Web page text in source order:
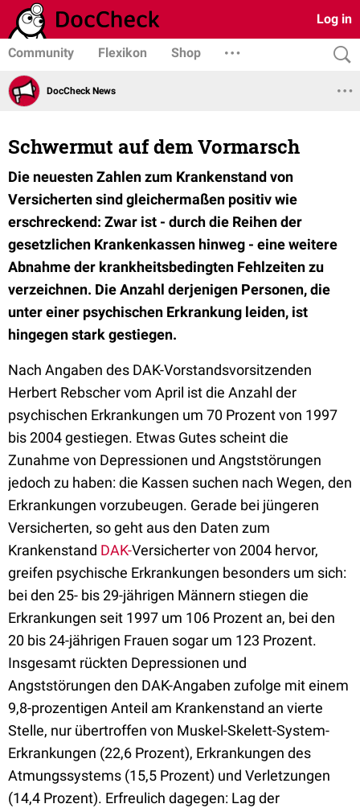
Log in
Community Flexikon Shop
DocCheck News
Schwermut auf dem Vormarsch
Die neuesten Zahlen zum Krankenstand von
Versicherten sind gleichermaßen positiv wie
erschreckend: Zwar ist - durch die Reihen der
gesetzlichen Krankenkassen hinweg - eine weitere
Abnahme der krankheitsbedingten Fehlzeiten zu
verzeichnen. Die Anzahl derjenigen Personen, die
unter einer psychischen Erkrankung leiden, ist
hingegen stark gestiegen.
Nach Angaben des DAK-Vorstandsvorsitzenden
Herbert Rebscher vom April ist die Anzahl der
psychischen Erkrankungen um 70 Prozent von 1997
bis 2004 gestiegen. Etwas Gutes scheint die
Zunahme von Depressionen und Angststörungen
jedoch zu haben: die Kassen suchen nach Wegen, den
Erkrankungen vorzubeugen. Gerade bei jüngeren
Versicherten, so geht aus den Daten zum
Krankenstand DAK-Versicherter von 2004 hervor,
greifen psychische Erkrankungen besonders um sich:
bei den 25- bis 29-jährigen Männern stiegen die
Erkrankungen seit 1997 um 106 Prozent an, bei den
20 bis 24-jährigen Frauen sogar um 123 Prozent.
Insgesamt rückten Depressionen und
Angststörungen den DAK-Angaben zufolge mit einem
9,8-prozentigen Anteil am Krankenstand an vierte
Stelle, nur übertroffen von Muskel-Skelett-System-
Erkrankungen (22,6 Prozent), Erkrankungen des
Atmungssystems (15,5 Prozent) und Verletzungen
(14,4 Prozent). Erfreulich dagegen: Lag der